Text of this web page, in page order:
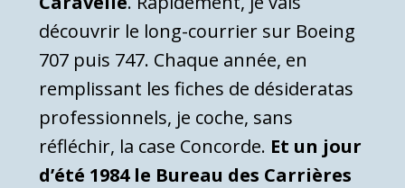
découvrir le long-courrier sur Boeing
707 puis 747. Chaque année, en
remplissant les fiches de désideratas
professionnels, je coche, sans
réfléchir, la case Concorde. Et un jour
d’été 1984 le Bureau des Carrières